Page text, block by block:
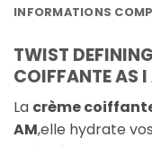
INFORMATIONS
TWIST
COIFFANTE AS
La crème
AM,elle hydrate